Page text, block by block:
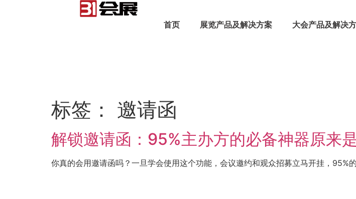
首页 展览产品及解决方案 大会产品及解决
标签： 邀请函
解锁邀请函：95%主办方的必备神器原来
你真的会用邀请函吗？一旦学会使用这个功能，会议邀约和观众招募立马开挂，95%